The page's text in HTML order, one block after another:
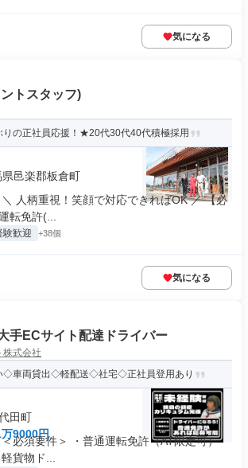
気になる
トスタッフ)
りの正社員応援！★20代30代40代積極採用
邑楽郡板倉町
人柄重視！笑顔で対応できればOK ／ 【必
転免許(...
験歓迎 +38個
気になる
手ECサイト配達ドライバー
株式会社
◇車両貸出◇軽配送◇社宅◇正社員登用あり
田町
9000円
必須要件＞ ・普通運転免許（AT限定可）
貨物ド...